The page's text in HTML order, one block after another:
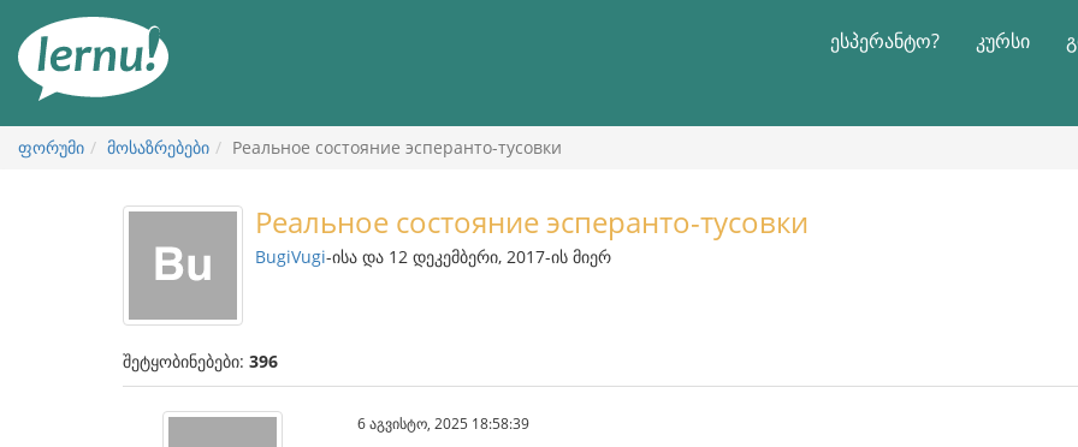
ნახვა
ესპერანტო? კურსი
ფორუმი მოსაზრებები Реальное состояние эсперанто-тусовки
Реальное состояние эсперанто-тусовки
BugiVugi-ისა და 12 დეკემბერი, 2017-ის მიერ
შეტყობინებები: 396
6 აგვისტო, 2025 18:58:39